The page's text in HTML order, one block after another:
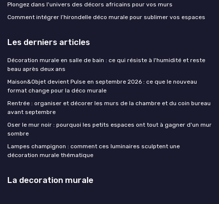
Plongez dans l'univers des décors africains pour vos murs
Comment intégrer l’hirondelle déco murale pour sublimer vos espaces
Les derniers articles
Décoration murale en salle de bain : ce qui résiste à l'humidité et reste
beau après deux ans
Maison&Objet devient Pulse en septembre 2026 : ce que le nouveau
format change pour la déco murale
Rentrée : organiser et décorer les murs de la chambre et du coin bureau
avant septembre
Oser le mur noir : pourquoi les petits espaces ont tout à gagner d'un mur
sombre
Lampes champignon : comment ces luminaires sculptent une
décoration murale thématique
La decoration murale